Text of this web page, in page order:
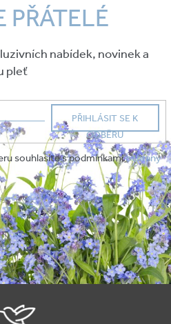
PŘÁTELÉ
nabídek, novinek a
pleť
PŘIHLÁSIT SE K
ODBĚRU
souhlasíte s podmínkamiochrany